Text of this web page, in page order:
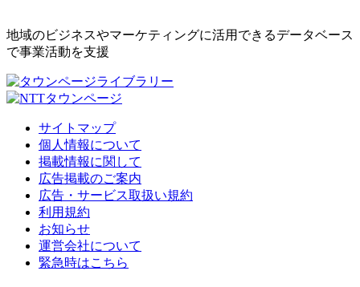
地域のビジネスやマーケティングに活用できるデータベース
で事業活動を支援
サイトマップ
個人情報について
掲載情報に関して
広告掲載のご案内
広告・サービス取扱い規約
利用規約
お知らせ
運営会社について
緊急時はこちら